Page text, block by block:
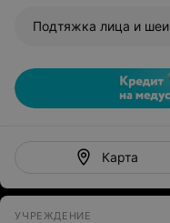
Подтяжка лица и шеи
Карта
УЧРЕЖДЕНИЕ